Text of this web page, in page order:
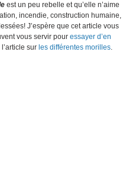
est un peu rebelle et qu’elle n’aime
incendie, construction humaine,
J’espère que cet article vous
vous servir pour essayer d’en
sur les différentes morilles.